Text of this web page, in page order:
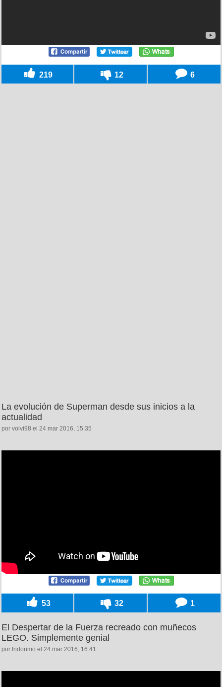
219 12 6
La evolución de Superman desde sus inicios a la
actualidad
por volvi98 el 24 mar 2016, 15:35
53 32 1
El Despertar de la Fuerza recreado con muñecos
LEGO. Simplemente genial
por fridonmo el 24 mar 2016, 16:41